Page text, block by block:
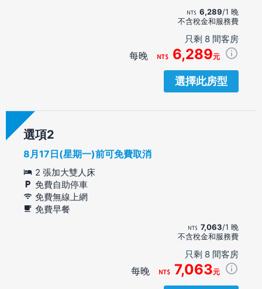
6,289/1 晚
不含稅金和服務費
只剩 8 間客房
每晚 6,289元
選擇此房型
選項
8月17日(星期一)前可免費取消
2 張加大雙人床
免費自助停車
免費無線上網
免費早餐
7,063/1 晚
不含稅金和服務費
只剩 8 間客房
每晚 7,063元